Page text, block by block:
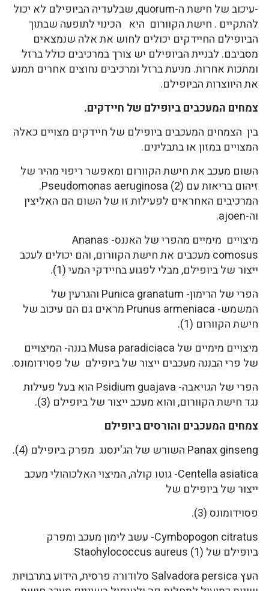
-עיכוב של חישת ה-quorum, שבלעדיה הביופילם לא יכול
להתקיים . חישת הקוורום היא הכינוי לתופעה שבתוך
הביופילם החיידקים יכולים לחוש את אלה שנמצאים
מסביבם. לבניית הביופילם יש צורך במרכיבים כולל ברזל
ומתכות אחרות. מניעת ברזל ומרכיבים נחוצים אחרים תמנע
את היווצרות הביופילם.
צמחים המעכבים ביופילם של חיידקים.
בין הצמחים המעכבים ביופילם של חיידקים מצויים כאלה
המצויים במזון או בתבלינים.
השום מעכב את חישת הקוורום ומאפשר ריפוי מהיר של
זיהום בריאות עם Pseudomonas aeruginosa (2).
המרכיבים האחראים לפעילות זו של השום הם האליצין
וה-ajoen.
מיצויים מימיים מהפרי של האננס- Ananas
comosus מעכבים את חישת הקוורום, והם יכולים לעכב
ייצור של ביופילם, מבלי לפגוע בחיידקי המעי (1).
הפרי של הרימון- Punica granatum והגרעין של
המשמש- Prunus armeniaca מראים גם הם עיכוב של
חישת הקוורום (1).
מיצויים מימיים של Musa paradiciaca בננה- המיצויים
של פרי הבננה מעכבים ייצור של ביופילם של פסוידומונס.
הפרי של הגויאבה- Psidium guajava הוא בעל פעילות
נגד חישת הקוורום, והוא מעכב ייצור של ביופילם (3).
צמחים המעכבים והורסים ביופילם
Panax ginseng השורש של הג'ינסנג מפרק ביופילם (4).
Centella asiatica- גוטו קולה, המיצוי האלכוהולי מעכב
ייצור של ביופילם של
פסוידומונס (3).
Cymbopogon citratus- עשב לימון מעכב ומפרק
ביופילם של Staohylococcus aureus (1)
העץ Salvadora persica סלודורה פרסית, הידוע בתרבויות